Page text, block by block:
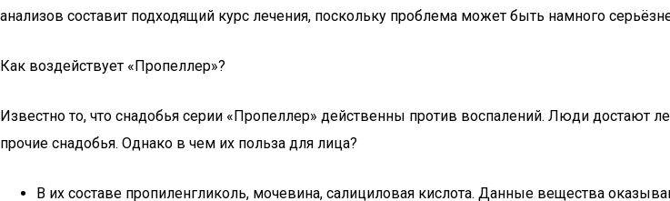
анализов составит подходящий курс лечения, поскольку проблема может быть намного
Как воздействует «Пропеллер»?
Известно то, что снадобья серии «Пропеллер» действенны против воспалений. Люди
прочие снадобья. Однако в чем их польза для лица?
В их составе пропиленгликоль, мочевина, салициловая кислота. Данные вещества